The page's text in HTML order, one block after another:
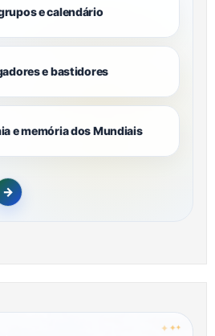
e calendário
e bastidores
e memória dos Mundiais
→
✦ ✦✦